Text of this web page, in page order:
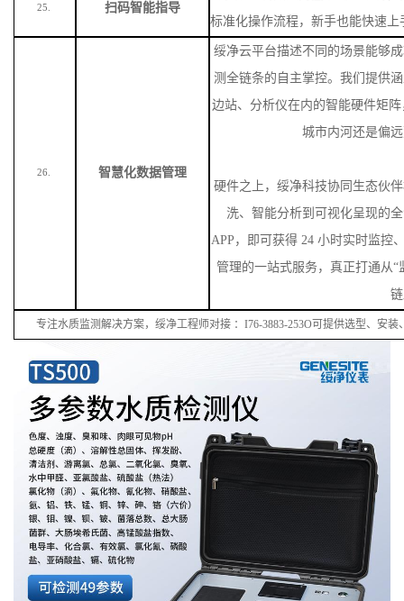
25. 扫码智能指导
标准化操作流程，新手也能快速上
26. 智慧化数据管理
绥净云平台描述不同的场景能够
测全链条的自主掌控。我们提供
边站、分析仪在内的智能硬件矩
城市内河还是偏
硬件之上，绥净科技协同生态伙
洗、智能分析到可视化呈现的
APP，即可获得 24 小时实时监控
管理的一站式服务，真正打通从“
专注水质监测解决方案，绥净工程师对接 ：I76-3883-253O可提供选型、安装